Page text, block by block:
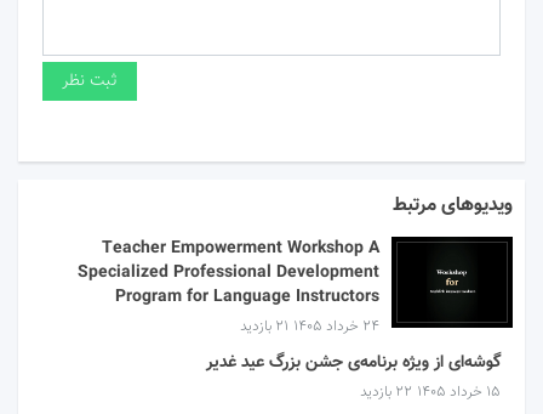
ویدیوهای مرتبط
Teacher Empowerment Workshop A
Specialized Professional Development
Program for Language Instructors
۲۴ خرداد ۱۴۰۵ 21 بازدید
گوشه‌ای از ویژه برنامه‌ی جشن بزرگ عید غدیر
۱۵ خرداد ۱۴۰۵ 22 بازدید